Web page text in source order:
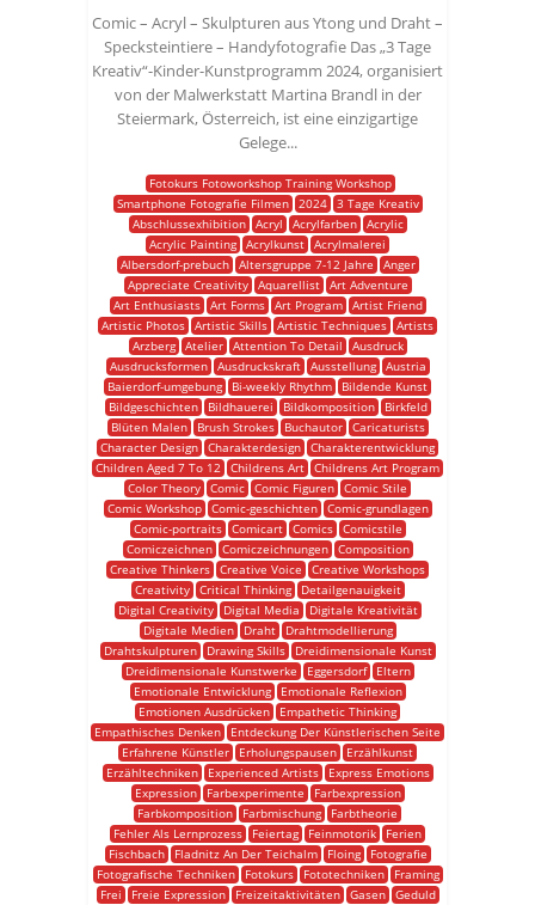
Comic – Acryl – Skulpturen aus Ytong und Draht –
Specksteintiere – Handyfotografie Das „3 Tage
Kreativ“-Kinder-Kunstprogramm 2024, organisiert
von der Malwerkstatt Martina Brandl in der
Steiermark, Österreich, ist eine einzigartige
Gelege...
Fotokurs Fotoworkshop Training Workshop
Smartphone Fotografie Filmen
2024
3 Tage Kreativ
Abschlussexhibition
Acryl Acrylfarben
Acrylic
Acrylic Painting Acrylkunst Acrylmalerei
Albersdorf-prebuch
Altersgruppe 7-12 Jahre
Anger
Appreciate Creativity
Aquarellist
Art Adventure
Art Enthusiasts
Art Forms Art Program
Artist Friend
Artistic Photos Artistic Skills Artistic Techniques Artists
Arzberg
Atelier Attention To Detail
Ausdruck
Ausdrucksformen
Ausdruckskraft Ausstellung
Austria
Baierdorf-umgebung
Bi-weekly Rhythm
Bildende Kunst
Bildgeschichten
Bildhauerei Bildkomposition
Birkfeld
Blüten Malen
Brush Strokes Buchautor
Caricaturists
Character Design Charakterdesign Charakterentwicklung
Children Aged 7 To 12 Childrens Art Childrens Art Program
Color Theory Comic Comic Figuren Comic Stile
Comic Workshop
Comic-geschichten
Comic-grundlagen
Comic-portraits
Comicart Comics
Comicstile
Comiczeichnen
Comiczeichnungen
Composition
Creative Thinkers Creative Voice
Creative Workshops
Creativity
Critical Thinking
Detailgenauigkeit
Digital Creativity
Digital Media
Digitale Kreativität
Digitale Medien
Draht
Drahtmodellierung
Drahtskulpturen
Drawing Skills
Dreidimensionale Kunst
Dreidimensionale Kunstwerke
Eggersdorf
Eltern
Emotionale Entwicklung
Emotionale Reflexion
Emotionen Ausdrücken
Empathetic Thinking
Empathisches Denken
Entdeckung Der Künstlerischen Seite
Erfahrene Künstler
Erholungspausen
Erzählkunst
Erzähltechniken
Experienced Artists
Express Emotions
Expression
Farbexperimente
Farbexpression
Farbkomposition
Farbmischung
Farbtheorie
Fehler Als Lernprozess
Feiertag Feinmotorik
Ferien
Fischbach
Fladnitz An Der Teichalm Floing
Fotografie
Fotografische Techniken
Fotokurs Fototechniken
Framing
Frei
Freie Expression Freizeitaktivitäten Gasen
Geduld